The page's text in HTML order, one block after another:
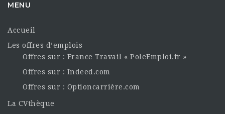
MENU
Accueil
Les offres d’emplois
Offres sur : France Travail « PoleEmploi.fr »
Offres sur : Indeed.com
Offres sur : Optioncarrière.com
La CVthèque